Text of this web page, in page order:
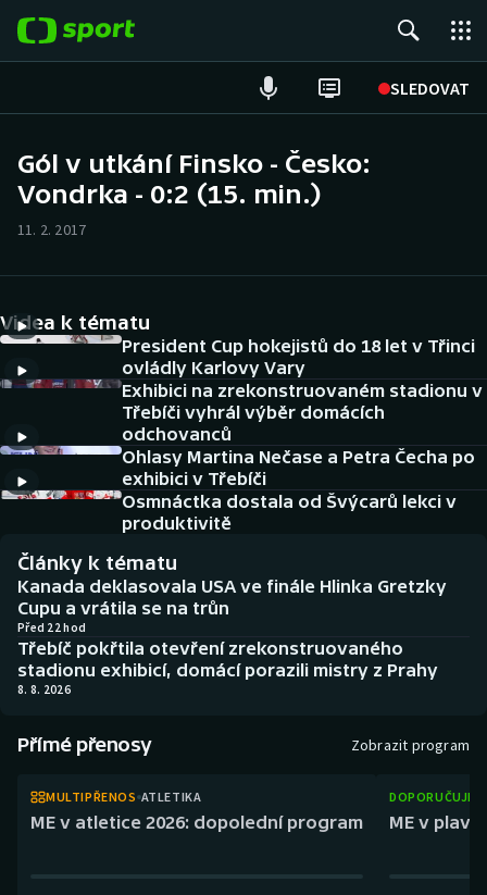
SLEDOVAT
ME v plavání
Tenis
DALŠÍ SPORTY
Americký fotbal
Atletika
Baseball a softbal
Basketbal
Biatlon
Curling
NEPŘEHLÉDNĚTE
Soutěže
Historické návraty
Aplikace ČT sport
AZ kvíz
Gól v utkání Finsko - Česko:
Vondrka - 0:2 (15. min.)
11. 2. 2017
Videa k tématu
President Cup hokejistů do 18 let v Třinci
ovládly Karlovy Vary
Exhibici na zrekonstruovaném stadionu v
Třebíči vyhrál výběr domácích
odchovanců
Ohlasy Martina Nečase a Petra Čecha po
exhibici v Třebíči
Osmnáctka dostala od Švýcarů lekci v
produktivitě
Články k tématu
Kanada deklasovala USA ve finále Hlinka Gretzky
Cupu a vrátila se na trůn
Před 22 hod
Třebíč pokřtila otevření zrekonstruovaného
stadionu exhibicí, domácí porazili mistry z Prahy
8. 8. 2026
Přímé přenosy Zobrazit program
MULTIPŘENOS ATLETIKA
ME v atletice 2026: dopolední program ME v